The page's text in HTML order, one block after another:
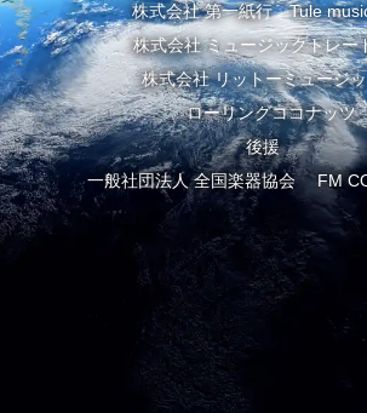
株式会社 第一紙行 Tule
株式会社 ミュージックトレ
株式会社 リットーミュージ
ローリングココナッツ
後援
一般社団法人 全国楽器協会 FM